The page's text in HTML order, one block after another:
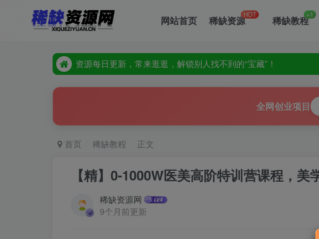
网站首页 稀缺资源HOT 稀缺教程+1
资源每日更新，常来逛逛，解锁别人找不到的“宝藏”！
资源每日更新，常来逛逛，解锁别人找不到的“宝藏”！
全站隐藏高价值资源，多逛多刷，惊喜就在下一页等你发掘！
全网创业项目
首页 稀缺教程 正文
【精】0-1000W医美高阶特训营课程，美
稀缺资源网
9个月前更新